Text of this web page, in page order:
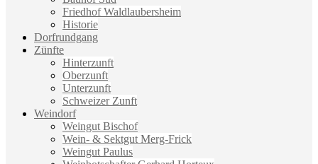
Friedhof Waldlaubersheim
Historie
Dorfrundgang
Zünfte
Hinterzunft
Oberzunft
Unterzunft
Schweizer Zunft
Weindorf
Weingut Bischof
Wein- & Sektgut Merg-Frick
Weingut Paulus